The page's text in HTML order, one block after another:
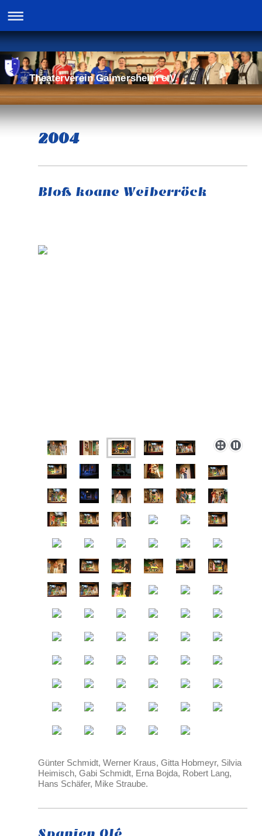
Theaterverein Gaimersheim e.V.
2004
Bloß koane Weiberröck
Günter Schmidt, Werner Kraus, Gitta Hobmeyr, Silvia
Heimisch, Gabi Schmidt, Erna Bojda, Robert Lang,
Hans Schäfer, Mike Straube.